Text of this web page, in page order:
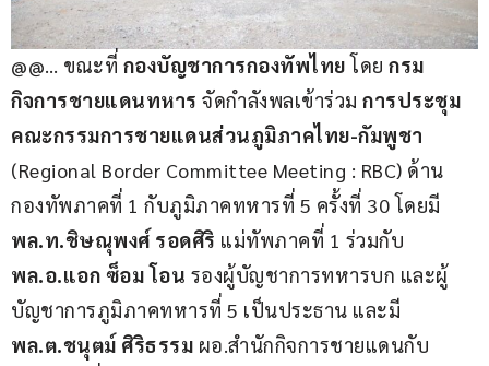
@@… ขณะที่ กองบัญชาการกองทัพไทย โดย กรม
กิจการชายแดนทหาร จัดกำลังพลเข้าร่วม การประชุม
คณะกรรมการชายแดนส่วนภูมิภาคไทย-กัมพูชา
(Regional Border Committee Meeting : RBC) ด้าน
กองทัพภาคที่ 1 กับภูมิภาคทหารที่ 5 ครั้งที่ 30 โดยมี
พล.ท.ชิษณุพงศ์ รอดศิริ แม่ทัพภาคที่ 1 ร่วมกับ
พล.อ.แอก ซ็อม โอน รองผู้บัญชาการทหารบก และผู้
บัญชาการภูมิภาคทหารที่ 5 เป็นประธาน และมี
พล.ต.ชนุตม์ ศิริธรรม ผอ.สำนักกิจการชายแดนกับ